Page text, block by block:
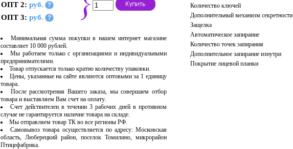
ОПТ 2: руб. ?
ОПТ 3: руб. ?
Минимальная сумма покупки в нашем интернет магазине
составляет 10 000 рублей.
Мы работаем только с организациями и индивидуальными
предпринимателями.
Товар отпускается только кратно количеству упаковки.
Цены, указанные на сайте являются оптовыми за 1 единицу
товара.
После рассмотрения Вашего заказа, мы совершаем отбор
товара и выставляем Вам счет на оплату.
Счет действителен в течении 3 рабочих дней в противном
случае не гарантируется наличие товара на складе.
Мы отправляем товар ТК во все регионы РФ.
Самовывоз товара осуществляется по адресу: Московская
область, Люберецкий район, поселок Томилино, микрорайон
Птицефабрика.
Количество ключей
Дополнительный механизм секретности
Защелка
Автоматическое запирание
Количество точек запирания
Дополнительное запирание изнутри
Покрытие лицевой планки